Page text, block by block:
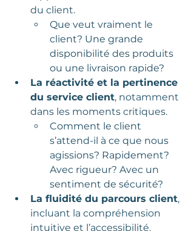
du client.
Que veut vraiment le
client? Une grande
disponibilité des produits
ou une livraison rapide?
La réactivité et la pertinence
du service client, notamment
dans les moments critiques.
Comment le client
s’attend-il à ce que nous
agissions? Rapidement?
Avec rigueur? Avec un
sentiment de sécurité?
La fluidité du parcours client,
incluant la compréhension
intuitive et l’accessibilité.